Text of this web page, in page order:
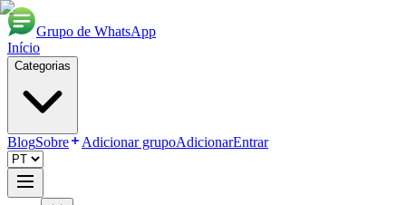
Grupo de WhatsApp
Início
Categorias
BlogSobre Adicionar grupoAdicionarEntrar